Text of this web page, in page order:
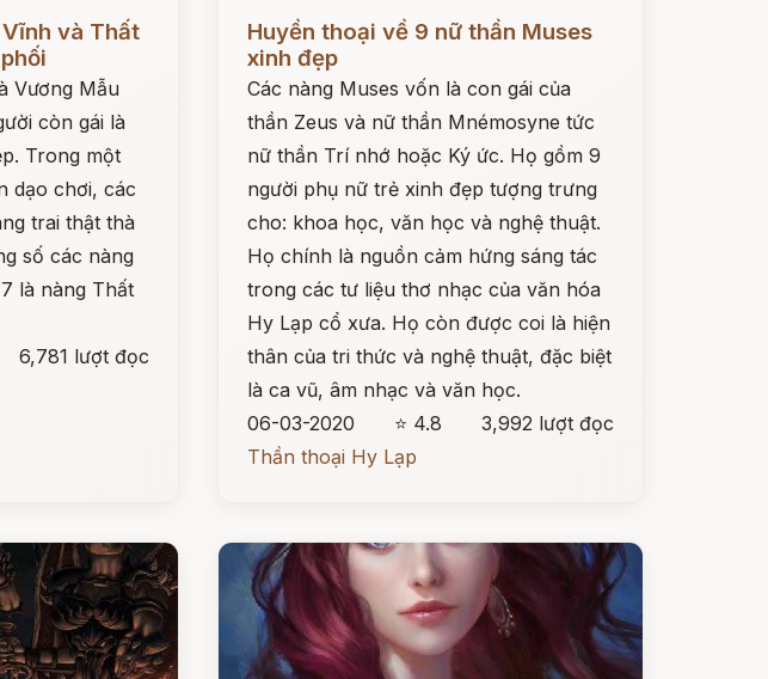
và Thất
Vương Mẫu
còn gái là
Trong một
dạo chơi, các
trai thật thà
số các nàng
là nàng Thất
6,781 lượt đọc
Đọc ngay
Huyền thoại về 9 nữ thần Muses
xinh đẹp
Các nàng Muses vốn là con gái của
thần Zeus và nữ thần Mnémosyne tức
nữ thần Trí nhớ hoặc Ký ức. Họ gồm 9
người phụ nữ trẻ xinh đẹp tượng trưng
cho: khoa học, văn học và nghệ thuật.
Họ chính là nguồn cảm hứng sáng tác
trong các tư liệu thơ nhạc của văn hóa
Hy Lạp cổ xưa. Họ còn được coi là hiện
thân của tri thức và nghệ thuật, đặc biệt
là ca vũ, âm nhạc và văn học.
06-03-2020
⭐ 4.8
3,992 lượt đọc
Thần thoại Hy Lạp